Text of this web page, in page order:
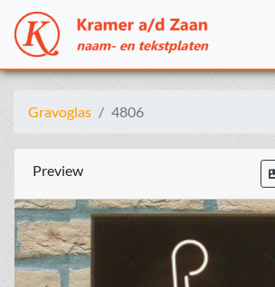
Gravoglas 4806
Preview